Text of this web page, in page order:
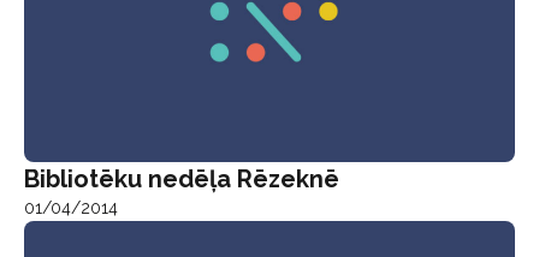
Bibliotēku nedēļa Rēzeknē
01/04/2014